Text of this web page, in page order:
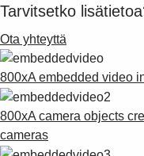
Tarvitsetko
Ota yhteyttä
800xA embedded video
800xA camera objects
cameras